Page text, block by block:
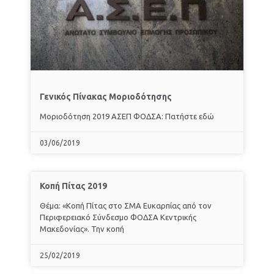
Γενικός Πίνακας Μοριοδότησης
Μοριοδότηση 2019 ΑΣΕΠ ΦΟΔΣΑ: Πατήστε εδώ
03/06/2019
Κοπή Πίτας 2019
Θέμα: «Κοπή Πίτας στο ΣΜΑ Ευκαρπίας από τον
Περιφερειακό Σύνδεσμο ΦΟΔΣΑ Κεντρικής
Μακεδονίας». Την κοπή
25/02/2019